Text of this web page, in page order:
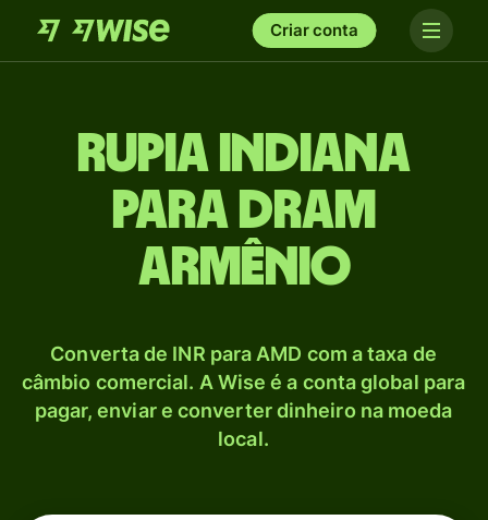
Criar conta
Rupia indiana
para Dram
armênio
Converta de INR para AMD com a taxa de
câmbio comercial. A Wise é a conta global para
pagar, enviar e converter dinheiro na moeda
local.